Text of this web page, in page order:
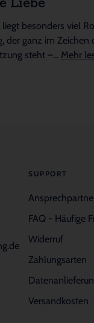
Liebe
liegt besonders viel
der ganz im Zeichen
steht –... Mehr
SUPPORT
FAQ - Häufige
Widerruf
Zahlungsarten
Versandkosten